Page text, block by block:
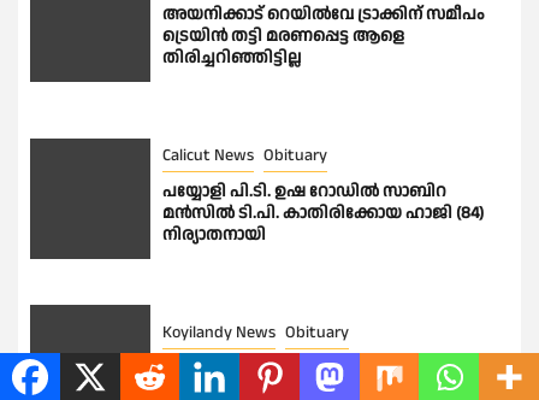
അയനിക്കാട് റെയിൽവേ ട്രാക്കിന് സമീപം
ട്രെയിൻ തട്ടി മരണപ്പെട്ട ആളെ
തിരിച്ചറിഞ്ഞിട്ടില്ല
Calicut News Obituary
പയ്യോളി പി.ടി. ഉഷ റോഡിൽ സാബിറ
മൻസിൽ ടി.പി. കാതിരിക്കോയ ഹാജി (84)
നിര്യാതനായി
Koyilandy News Obituary
കൊയിലാണ്ടി തെക്കെ കോമത്തുകര
പ്രബീഷ് (42) നിര്യാതനായി